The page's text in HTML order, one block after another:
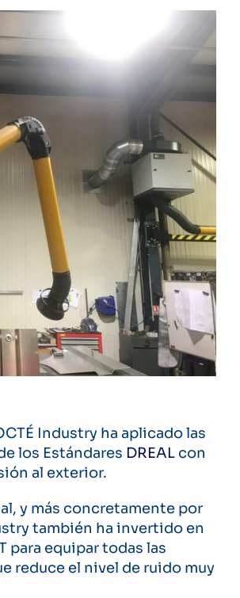
Industry ha aplicado las
los Estándares DREALcon
al exterior.
y más concretamente por
también ha invertido en
para equipar todas las
reduce el nivel de ruido muy